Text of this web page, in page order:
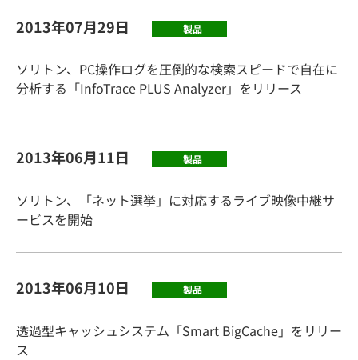
2013年07月29日 製品
ソリトン、PC操作ログを圧倒的な検索スピードで自在に
分析する「InfoTrace PLUS Analyzer」をリリース
2013年06月11日 製品
ソリトン、「ネット選挙」に対応するライブ映像中継サ
ービスを開始
2013年06月10日 製品
透過型キャッシュシステム「Smart BigCache」をリリー
ス